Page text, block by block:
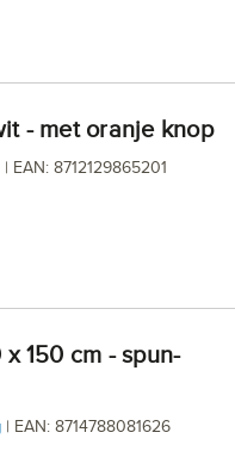
- met oranje knop
| EAN: 8712129865201
| EAN: 8714788081626